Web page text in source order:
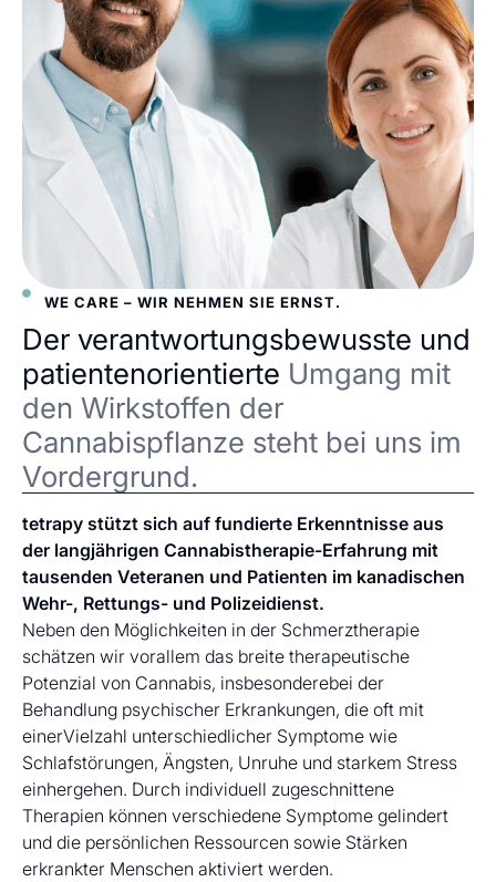
WE CARE – WIR NEHMEN SIE ERNST.
Der verantwortungsbewusste und
patientenorientierte Umgang mit
den Wirkstoffen der
Cannabispflanze steht bei uns im
Vordergrund.
tetrapy stützt sich auf fundierte Erkenntnisse aus
der langjährigen Cannabistherapie-Erfahrung mit
tausenden Veteranen und Patienten im kanadischen
Wehr-, Rettungs- und Polizeidienst.
Neben den Möglichkeiten in der Schmerztherapie
schätzen wir vorallem das breite therapeutische
Potenzial von Cannabis, insbesonderebei der
Behandlung psychischer Erkrankungen, die oft mit
einerVielzahl unterschiedlicher Symptome wie
Schlafstörungen, Ängsten, Unruhe und starkem Stress
einhergehen. Durch individuell zugeschnittene
Therapien können verschiedene Symptome gelindert
und die persönlichen Ressourcen sowie Stärken
erkrankter Menschen aktiviert werden.